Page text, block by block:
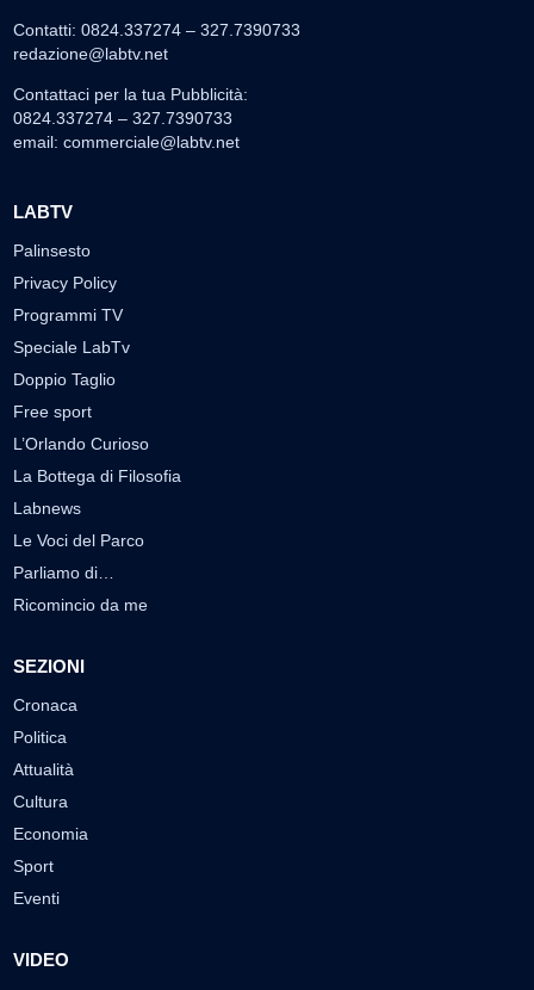
Contatti: 0824.337274 – 327.7390733
redazione@labtv.net
Contattaci per la tua Pubblicità:
0824.337274 – 327.7390733
email: commerciale@labtv.net
LABTV
Palinsesto
Privacy Policy
Programmi TV
Speciale LabTv
Doppio Taglio
Free sport
L’Orlando Curioso
La Bottega di Filosofia
Labnews
Le Voci del Parco
Parliamo di…
Ricomincio da me
SEZIONI
Cronaca
Politica
Attualità
Cultura
Economia
Sport
Eventi
VIDEO